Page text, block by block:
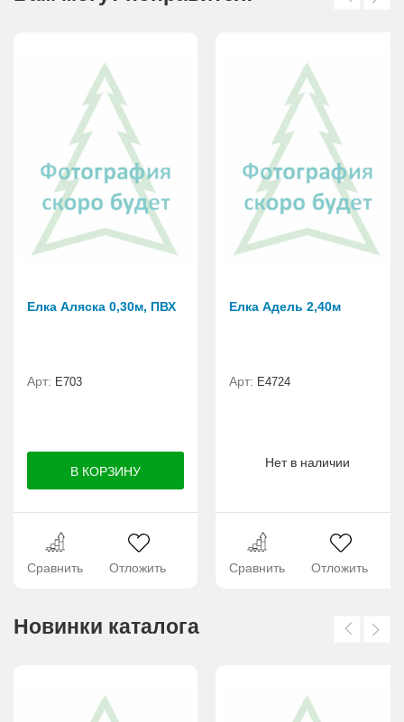
Елка Аляска 0,30м, ПВХ
Арт: E703
Сравнить Отложить
Елка Адель 2,40м
Арт: Е4724
Нет в наличии
Сравнить Отложить
Новинки каталога